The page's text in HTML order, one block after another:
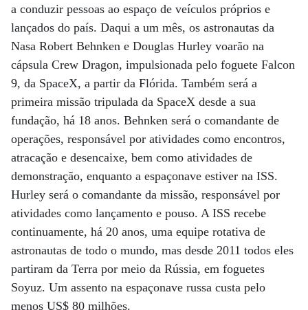
a conduzir pessoas ao espaço de veículos próprios e
lançados do país. Daqui a um mês, os astronautas da
Nasa Robert Behnken e Douglas Hurley voarão na
cápsula Crew Dragon, impulsionada pelo foguete Falcon
9, da SpaceX, a partir da Flórida. Também será a
primeira missão tripulada da SpaceX desde a sua
fundação, há 18 anos. Behnken será o comandante de
operações, responsável por atividades como encontros,
atracação e desencaixe, bem como atividades de
demonstração, enquanto a espaçonave estiver na ISS.
Hurley será o comandante da missão, responsável por
atividades como lançamento e pouso. A ISS recebe
continuamente, há 20 anos, uma equipe rotativa de
astronautas de todo o mundo, mas desde 2011 todos eles
partiram da Terra por meio da Rússia, em foguetes
Soyuz. Um assento na espaçonave russa custa pelo
menos US$ 80 milhões.